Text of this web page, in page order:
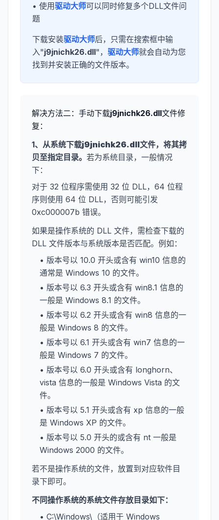
• 使用驱动大师可以同时修复多个DLL文件问
题
下载安装驱动大师后，只需在搜索框中输
入"j9jnichk26.dll"， 驱动大师就会自动为您
找到并安装正确的文件版本。
解决方法二：手动下载j9jnichk26.dll文件修
复：
1、从系统下载j9jnichk26.dll文件，将其拷
贝至指定目录。 若为系统目录，一般情况
下：
对于 32 位程序需使用 32 位 DLL，64 位程
序则使用 64 位 DLL，否则可能引发
0xc000007b 错误。
如果是操作系统的 DLL 文件，需检查下载的
DLL 文件版本与系统版本是否匹配。例如：
• 版本号以 10.0 开头或含有 win10 信息的
通常是 Windows 10 的文件。
• 版本号以 6.3 开头或含有 win8.1 信息的
一般是 Windows 8.1 的文件。
• 版本号以 6.2 开头或含有 win8 信息的一
般是 Windows 8 的文件。
• 版本号以 6.1 开头或含有 win7 信息的一
般是 Windows 7 的文件。
• 版本号以 6.0 开头或含有 longhorn、
vista 信息的一般是 Windows Vista 的文
件。
• 版本号以 5.1 开头或含有 xp 信息的一般
是 Windows XP 的文件。
• 版本号以 5.0 开头的或含有 nt 一般是
Windows 2000 的文件。
若不是操作系统的文件，放置到对应软件目
录下即可。
不同操作系统的系统文件存放目录如下：
• C:\Windows\（适用于 Windows